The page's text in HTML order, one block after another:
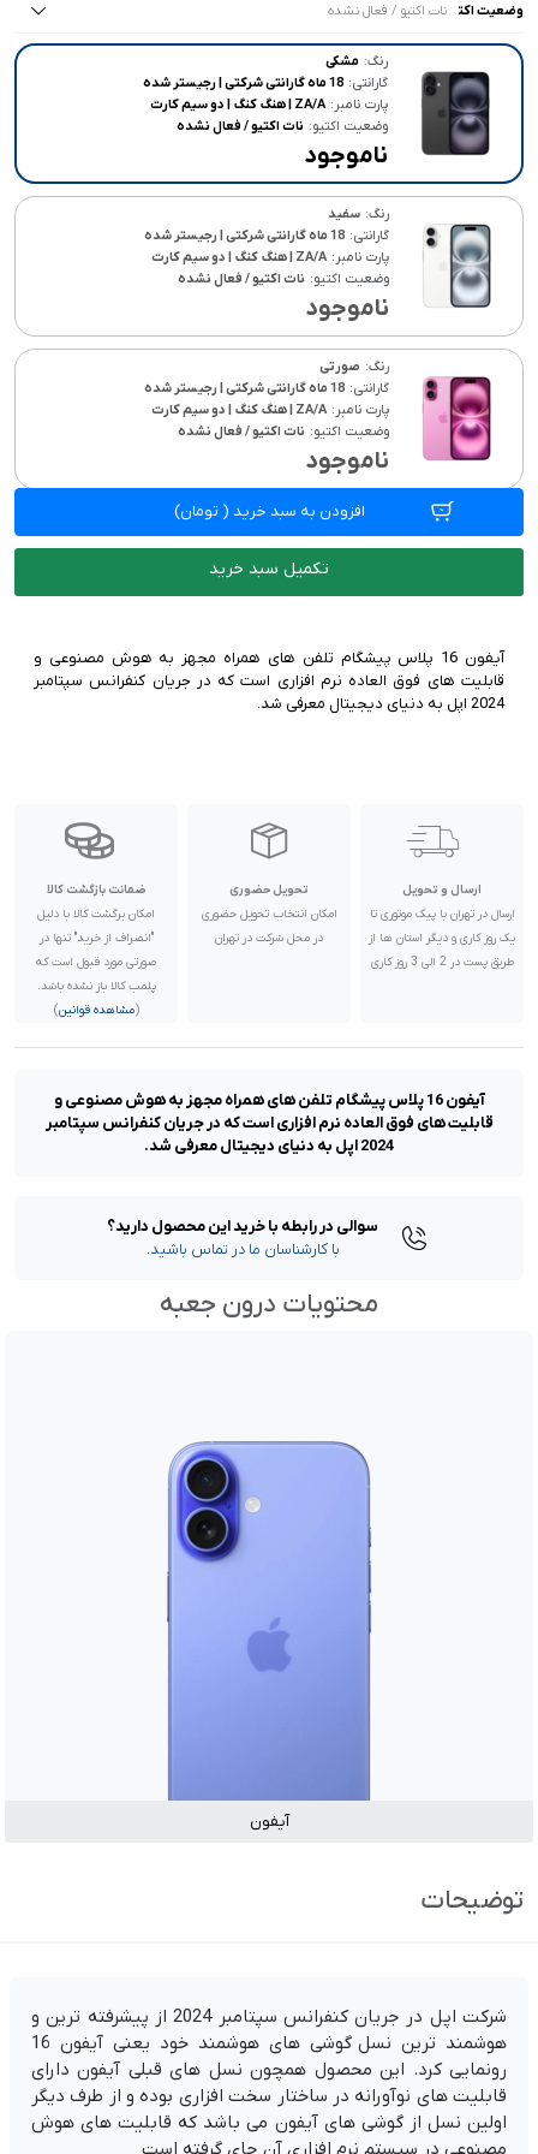
همه موارد
همه موارد
CH/A | چین | دو سیم کارت
وضعیت اکتیو :نات اکتیو / فعال نشدههمه موارد
نات اکتیو / فعال نشده
رنگ: مشکی
گارانتی: 18 ماه گارانتی شرکتی | رجیستر شده
پارت نامبر: ZA/A | هنگ کنگ | دو سیم کارت
وضعیت اکتیو: نات اکتیو / فعال نشده
ناموجود
رنگ: سفید
گارانتی: 18 ماه گارانتی شرکتی | رجیستر شده
پارت نامبر: ZA/A | هنگ کنگ | دو سیم کارت
وضعیت اکتیو: نات اکتیو / فعال نشده
ناموجود
رنگ: صورتی
گارانتی: 18 ماه گارانتی شرکتی | رجیستر شده
پارت نامبر: ZA/A | هنگ کنگ | دو سیم کارت
وضعیت اکتیو: نات اکتیو / فعال نشده
ناموجود
رنگ:سبز آبی
گارانتی:18 ماه گارانتی شرکتی | رجیستر شده
پارت نامبر:ZA/A | هنگ کنگ | دو سیم کارت
رنگ:
اولترا مارین
18 ماه گارانتی شرکتی | رجیستر شده
پارت نامبر:
ZA/A | هنگ کنگ | دو سیم کارت
وضعیت اکتیو:نات اکتیو / فعال نشده
ناموجود
ناموجود
رنگ:اولترا مارین
گارانتی:18 ماه گارانتی شرکتی | رجیستر شده
ناموجود
گارانتی: 18 ماه گارانتی شرکتی | رجیستر شده
پارت نامبر:CH/A | چین | دو سیم کارت
افزودن به سبد خرید ( تومان)
تکمیل سبد خرید
آیفون 16 پلاس پیشگام تلفن های همراه مجهز به هوش مصنوعی و
قابلیت های فوق العاده نرم افزاری است که در جریان کنفرانس سپتامبر
2024 اپل به دنیای دیجیتال معرفی شد.
ارسال و تحویل
ارسال در تهران با پیک موتوری تا
یک روز کاری و دیگر استان ها از
طریق پست در 2 الی 3 روز کاری
تحویل حضوری
امکان انتخاب تحویل حضوری
در محل شرکت در تهران
ضمانت بازگشت کالا
امکان برگشت کالا با دلیل
"انصراف از خرید" تنها در
صورتی مورد قبول است که
پلمب کالا باز نشده باشد.
(مشاهده قوانین)
آیفون 16 پلاس پیشگام تلفن های همراه مجهز به هوش مصنوعی و
قابلیت های فوق العاده نرم افزاری است که در جریان کنفرانس سپتامبر
2024 اپل به دنیای دیجیتال معرفی شد.
سوالی در رابطه با خرید این محصول دارید؟
با کارشناسان ما در تماس باشید.
محتویات درون جعبه
آیفون
توضیحات
شرکت اپل در جریان کنفرانس سپتامبر 2024 از پیشرفته ترین و
هوشمند ترین نسل گوشی های هوشمند خود یعنی آیفون 16
رونمایی کرد. این محصول همچون نسل های قبلی آیفون دارای
قابلیت های نوآورانه در ساختار سخت افزاری بوده و از طرف دیگر
اولین نسل از گوشی های آیفون می باشد که قابلیت های هوش
مصنوعی در سیستم نرم افزاری آن جای گرفته است